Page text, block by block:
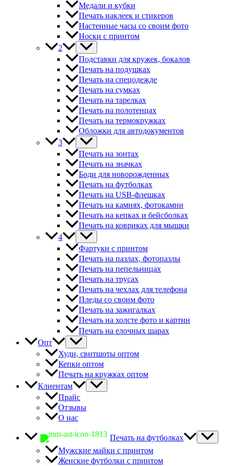
Медали и кубки
Печать наклеек и стикеров
Настенные часы со своим фото
Носки с принтом
2
Подставки для кружек, бокалов
Печать на подушках
Печать на спецодежде
Печать на сумках
Печать на тарелках
Печать на полотенцах
Печать на термокружках
Обложки для автодокументов
3
Печать на зонтах
Печать на значках
Боди для новорожденных
Печать на футболках
Печать на USB-флешках
Печать на камнях, фотокамни
Печать на кепках и бейсболках
Печать на ковриках для мышки
4
Фартуки с принтом
Печать на пазлах, фотопазлы
Печать на пепельницах
Печать на трусах
Печать на чехлах для телефона
Пледы со своим фото
Печать на зажигалках
Печать на холсте фото и картин
Печать на елочных шарах
Опт
Худи, свитшоты оптом
Кепки оптом
Печать на кружках оптом
Клиентам
Прайс
Отзывы
О нас
Печать на футболках
Мужские майки с принтом
Женские футболки с принтом